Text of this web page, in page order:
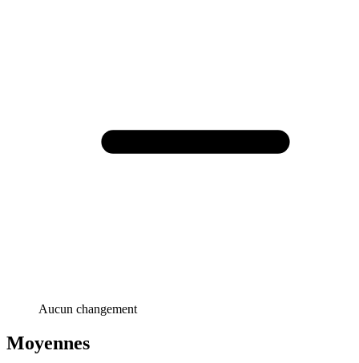
Aucun changement
Moyennes